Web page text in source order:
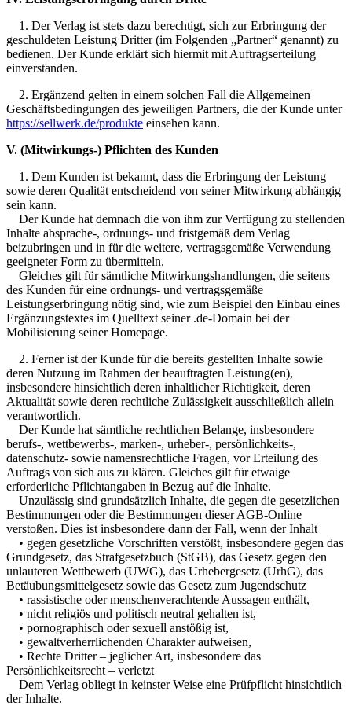
1. Der Verlag ist stets dazu berechtigt, sich zur Erbringung der
geschuldeten Leistung Dritter (im Folgenden „Partner“ genannt) zu
bedienen. Der Kunde erklärt sich hiermit mit Auftragserteilung
einverstanden.
2. Ergänzend gelten in einem solchen Fall die Allgemeinen
Geschäftsbedingungen des jeweiligen Partners, die der Kunde unter
https://sellwerk.de/produkte einsehen kann.
V. (Mitwirkungs-) Pflichten des Kunden
1. Dem Kunden ist bekannt, dass die Erbringung der Leistung
sowie deren Qualität entscheidend von seiner Mitwirkung abhängig
sein kann.
Der Kunde hat demnach die von ihm zur Verfügung zu stellenden
Inhalte absprache-, ordnungs- und fristgemäß dem Verlag
beizubringen und in für die weitere, vertragsgemäße Verwendung
geeigneter Form zu übermitteln.
Gleiches gilt für sämtliche Mitwirkungshandlungen, die seitens
des Kunden für eine ordnungs- und vertragsgemäße
Leistungserbringung nötig sind, wie zum Beispiel den Einbau eines
Ergänzungstextes im Quelltext seiner .de-Domain bei der
Mobilisierung seiner Homepage.
2. Ferner ist der Kunde für die bereits gestellten Inhalte sowie
deren Nutzung im Rahmen der beauftragten Leistung(en),
insbesondere hinsichtlich deren inhaltlicher Richtigkeit, deren
Aktualität sowie deren rechtliche Zulässigkeit ausschließlich allein
verantwortlich.
Der Kunde hat sämtliche rechtlichen Belange, insbesondere
berufs-, wettbewerbs-, marken-, urheber-, persönlichkeits-,
datenschutz- sowie namensrechtliche Fragen, vor Erteilung des
Auftrags von sich aus zu klären. Gleiches gilt für etwaige
erforderliche Pflichtangaben in Bezug auf die Inhalte.
Unzulässig sind grundsätzlich Inhalte, die gegen die gesetzlichen
Bestimmungen oder die Bestimmungen dieser AGB-Online
verstoßen. Dies ist insbesondere dann der Fall, wenn der Inhalt
• gegen gesetzliche Vorschriften verstößt, insbesondere gegen das
Grundgesetz, das Strafgesetzbuch (StGB), das Gesetz gegen den
unlauteren Wettbewerb (UWG), das Urhebergesetz (UrhG), das
Betäubungsmittelgesetz sowie das Gesetz zum Jugendschutz
• rassistische oder menschenverachtende Aussagen enthält,
• nicht religiös und politisch neutral gehalten ist,
• pornographisch oder sexuell anstößig ist,
• gewaltverherrlichenden Charakter aufweisen,
• Rechte Dritter – jeglicher Art, insbesondere das
Persönlichkeitsrecht – verletzt
Dem Verlag obliegt in keinster Weise eine Prüfpflicht hinsichtlich
der Inhalte.